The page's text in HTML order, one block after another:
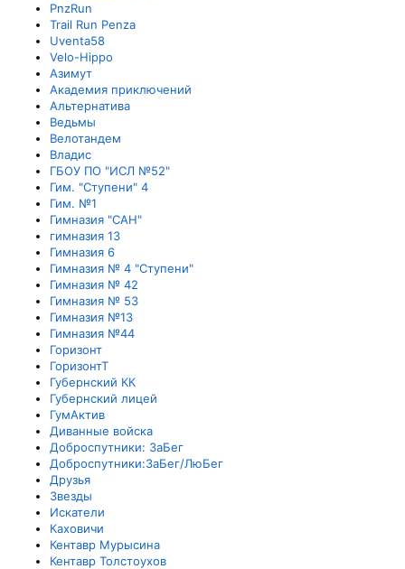
PnzRun
Trail Run Penza
Uventa58
Velo-Hippo
Азимут
Академия приключений
Альтернатива
Ведьмы
Велотандем
Владис
ГБОУ ПО "ИСЛ №52"
Гим. "Ступени" 4
Гим. №1
Гимназия "САН"
гимназия 13
Гимназия 6
Гимназия № 4 "Ступени"
Гимназия № 42
Гимназия № 53
Гимназия №13
Гимназия №44
Горизонт
ГоризонтТ
Губернский КК
Губернский лицей
ГумАктив
Диванные войска
Доброспутники: ЗаБег
Доброспутники:ЗаБег/ЛюБег
Друзья
Звезды
Искатели
Каховичи
Кентавр Мурысина
Кентавр Толстоухов